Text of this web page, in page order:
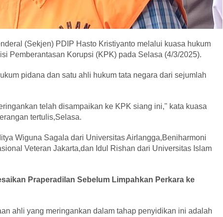
(Sekjen) PDIP Hasto Kristiyanto melalui kuasa hukum
Pemberantasan Korupsi (KPK) pada Selasa (4/3/2025).
pidana dan satu ahli hukum tata negara dari sejumlah
telah disampaikan ke KPK siang ini," kata kuasa
tertulis,Selasa.
Wiguna Sagala dari Universitas Airlangga,Beniharmoni
Veteran Jakarta,dan Idul Rishan dari Universitas Islam
Praperadilan Sebelum Limpahkan Perkara ke
ahli yang meringankan dalam tahap penyidikan ini adalah